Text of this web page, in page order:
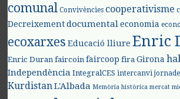
comunal Convivències cooperativisme
Decreixement documental economia
ecoxarxes Educació lliure Enric
Enric Duran faircoin faircoop fira Girona
Independència IntegralCES intercanvi
KurdistanL'Albada Memòria històrica mercat